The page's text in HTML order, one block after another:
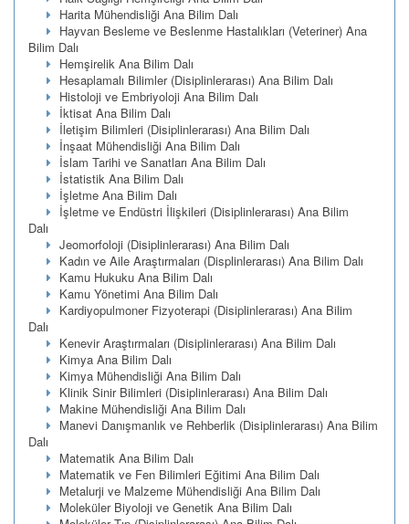
Harita Mühendisliği Ana Bilim Dalı
Hayvan Besleme ve Beslenme Hastalıkları (Veteriner) Ana
Bilim Dalı
Hemşirelik Ana Bilim Dalı
Hesaplamalı Bilimler (Disiplinlerarası) Ana Bilim Dalı
Histoloji ve Embriyoloji Ana Bilim Dalı
İktisat Ana Bilim Dalı
İletişim Bilimleri (Disiplinlerarası) Ana Bilim Dalı
İnşaat Mühendisliği Ana Bilim Dalı
İslam Tarihi ve Sanatları Ana Bilim Dalı
İstatistik Ana Bilim Dalı
İşletme Ana Bilim Dalı
İşletme ve Endüstri İlişkileri (Disiplinlerarası) Ana Bilim
Dalı
Jeomorfoloji (Disiplinlerarası) Ana Bilim Dalı
Kadın ve Aile Araştırmaları (Displinlerarası) Ana Bilim Dalı
Kamu Hukuku Ana Bilim Dalı
Kamu Yönetimi Ana Bilim Dalı
Kardiyopulmoner Fizyoterapi (Disiplinlerarası) Ana Bilim
Dalı
Kenevir Araştırmaları (Disiplinlerarası) Ana Bilim Dalı
Kimya Ana Bilim Dalı
Kimya Mühendisliği Ana Bilim Dalı
Klinik Sinir Bilimleri (Disiplinlerarası) Ana Bilim Dalı
Makine Mühendisliği Ana Bilim Dalı
Manevi Danışmanlık ve Rehberlik (Disiplinlerarası) Ana Bilim
Dalı
Matematik Ana Bilim Dalı
Matematik ve Fen Bilimleri Eğitimi Ana Bilim Dalı
Metalurji ve Malzeme Mühendisliği Ana Bilim Dalı
Moleküler Biyoloji ve Genetik Ana Bilim Dalı